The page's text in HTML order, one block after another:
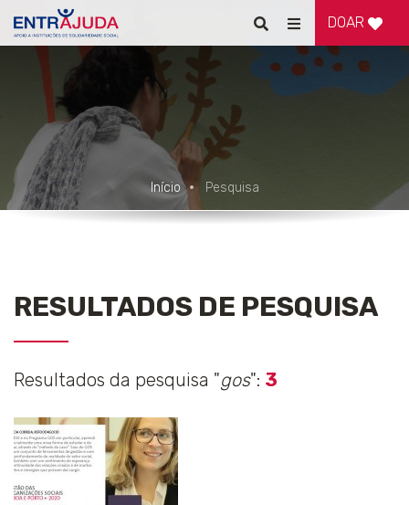
Pesquisar
Alternar
de
navegação
DOAR
Início Pesquisa
RESULTADOS DE PESQUISA
Resultados da pesquisa "gos": 3